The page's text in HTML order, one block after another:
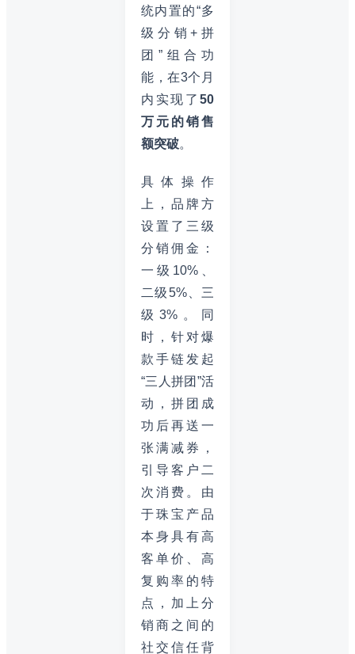
统内置的“多
级分销+拼
团”组合功
能，在3个月
内实现了 50
万元的销售
额突破。
具体操作
上，品牌方
设置了三级
分销佣金：
一级10%、
二级5%、三
级3%。同
时，针对爆
款手链发起
“三人拼团”活
动，拼团成
功后再送一
张满减券，
引导客户二
次消费。由
于珠宝产品
本身具有高
客单价、高
复购率的特
点，加上分
销商之间的
社交信任背